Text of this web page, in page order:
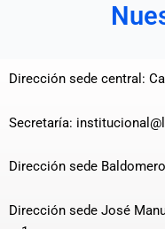
Dirección sede central:
Secretaría:
Dirección sede
Dirección sede José